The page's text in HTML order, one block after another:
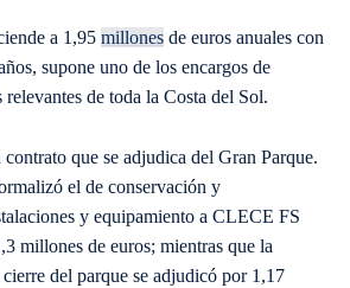
a 1,95 millones de euros anuales con
supone uno de los encargos de
de toda la Costa del Sol.
que se adjudica del Gran Parque.
el de conservación y
y equipamiento a CLECE FS
millones de euros; mientras que la
del parque se adjudicó por 1,17